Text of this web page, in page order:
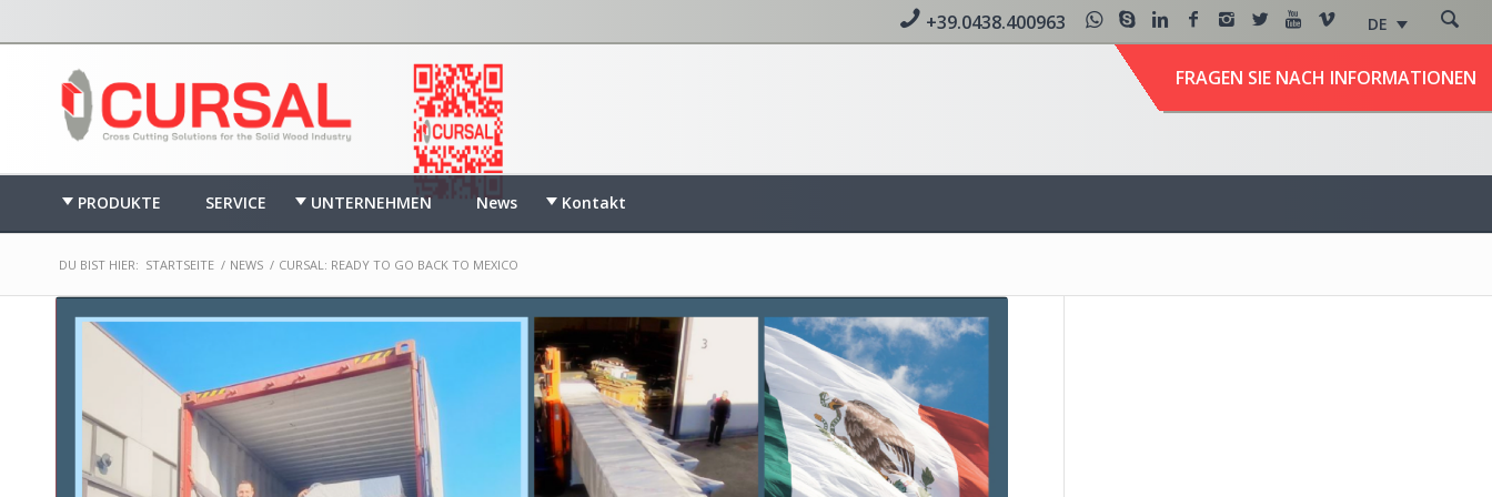
DE
+39.0438.400963
FRAGEN SIE NACH INFORMATIONEN
PRODUKTE SERVICE UNTERNEHMEN News Kontakt
DU BIST HIER: STARTSEITE / NEWS / CURSAL: READY TO GO BACK TO MEXICO